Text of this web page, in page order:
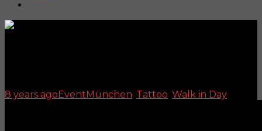
8 years agoEventMünchen Tattoo Walk in Day